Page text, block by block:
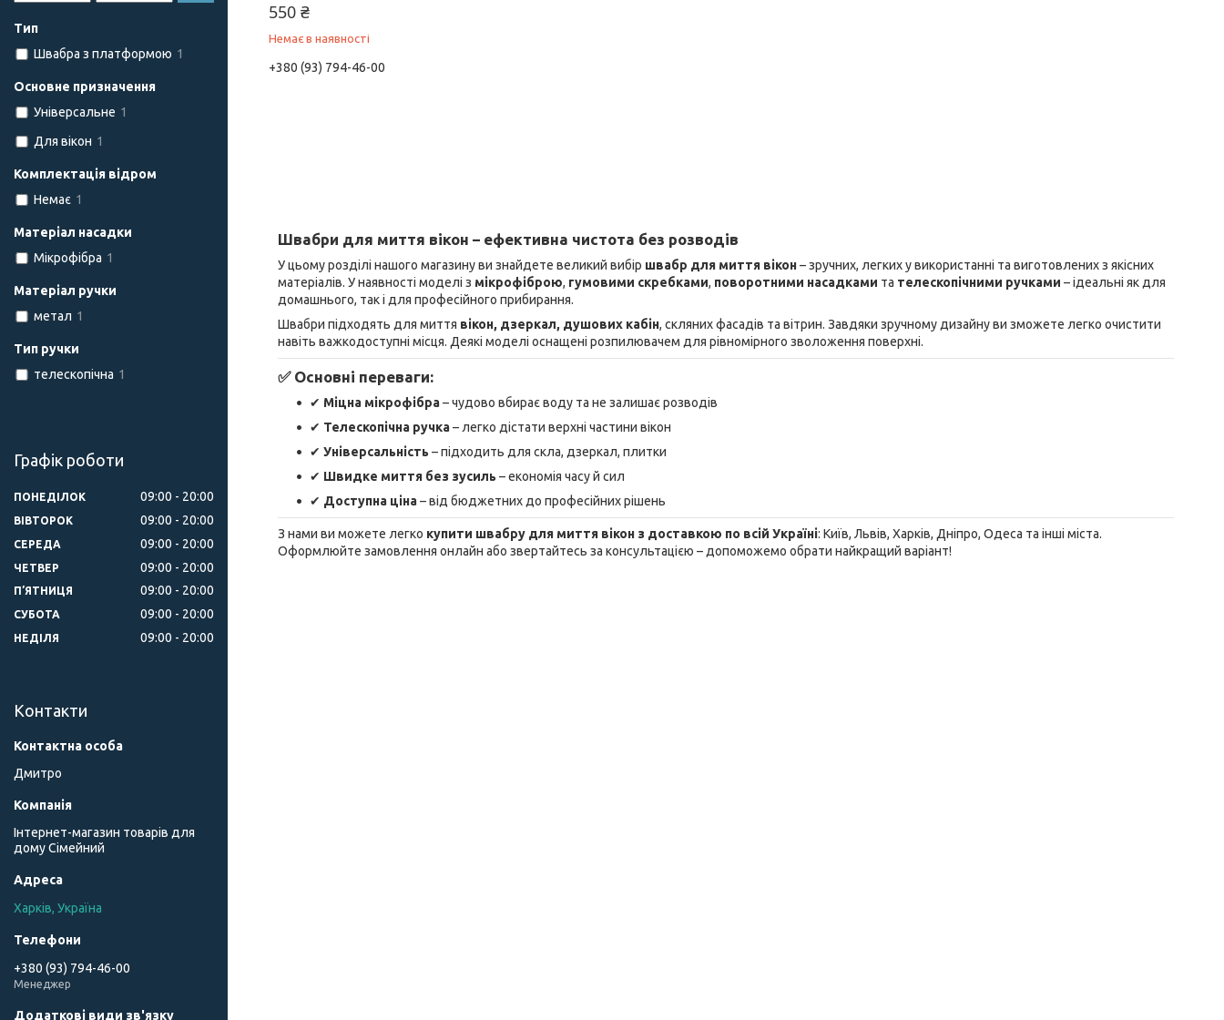
550 ₴
Немає в наявності
+380 (93) 794-46-00
Швабри для миття вікон – ефективна чистота без розводів
У цьому розділі нашого магазину ви знайдете великий вибір швабр для миття вікон– зручних, легких у використанні та виготовлених з якісних
матеріалів. У наявності моделі з мікрофіброю, гумовими скребками, поворотними насадками та телескопічними ручками – ідеальні як для
домашнього, так і для професійного прибирання.
Швабри підходять для миття вікон, дзеркал, душових кабін, скляних фасадів та вітрин. Завдяки зручному дизайну ви зможете легко очистити
навіть важкодоступні місця. Деякі моделі оснащені розпилювачем для рівномірного зволоження поверхні.
✅ Основні переваги:
✔ Міцна мікрофібра– чудово вбирає воду та не залишає розводів
✔ Телескопічна ручка– легко дістати верхні частини вікон
✔ Універсальність – підходить для скла, дзеркал, плитки
✔ Швидке миття без зусиль – економія часу й сил
✔ Доступна ціна– від бюджетних до професійних рішень
З нами ви можете легко купити швабру для миття вікон з доставкою по всій Україні: Київ, Львів, Харків, Дніпро, Одеса та інші міста.
Оформлюйте замовлення онлайн або звертайтесь за консультацією – допоможемо обрати найкращий варіант!
Тип
Швабра з платформою 1
Основне призначення
Універсальне 1
Для вікон 1
Комплектація відром
Немає 1
Матеріал насадки
Мікрофібра 1
Матеріал ручки
метал 1
Тип ручки
телескопічна 1
Графік роботи
ПОНЕДІЛОК 09:00 20:00
ВІВТОРОК 09:00 20:00
СЕРЕДА 09:00 20:00
ЧЕТВЕР 09:00 20:00
ПʼЯТНИЦЯ 09:00 20:00
СУБОТА 09:00 20:00
НЕДІЛЯ 09:00 20:00
Контакти
Дмитро
Інтернет-магазин товарів для
дому Сімейний
Харків, Україна
+380 (93) 794-46-00
Менеджер